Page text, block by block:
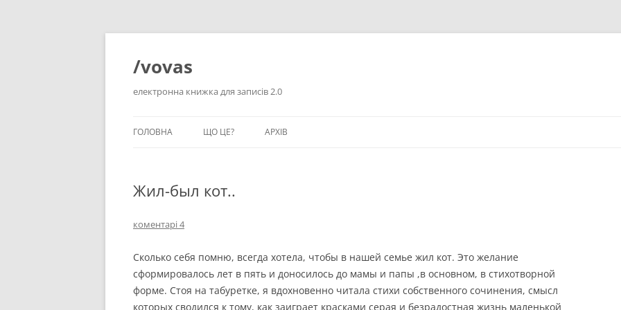
Перейти
/vovas
електронна книжка для записів 2.0
ГОЛОВНА ЩО ЦЕ? АРХІВ
Жил-был кот..
коментарі 4
Сколько себя помню, всегда хотела, чтобы в нашей семье жил кот. Это желание
сформировалось лет в пять и доносилось до мамы и папы ,в основном, в стихотворной
форме. Стоя на табуретке, я вдохновенно читала стихи собственного сочинения, смысл
которых сводился к тому, как заиграет красками серая и безрадостная жизнь маленькой